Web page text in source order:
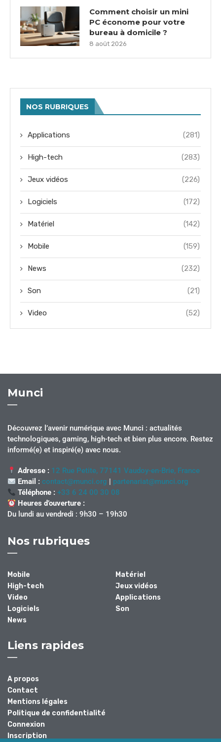
Comment choisir un mini
PC économe pour votre
bureau à domicile ?
8 août 2026
NOS RUBRIQUES
Applications (281)
High-tech (283)
Jeux vidéos (226)
Logiciels (172)
Matériel (142)
Mobile (159)
News (232)
Son (21)
Video (52)
Munci
Découvrez l’avenir numérique avec Munci : actualités
technologiques, gaming, high-tech et bien plus encore. Restez
informé(e) et inspiré(e) avec nous.
Adresse : 12 Rue Petite, 77141 Vaudoy-en-Brie, France
Email : contact@munci.org | partenariat@munci.org
Téléphone : +33 6 24 00 30 08
Heures d’ouverture :
Du lundi au vendredi : 9h30 – 19h30
Nos rubriques
Mobile
Matériel
High-tech
Jeux vidéos
Video
Applications
Logiciels
Son
News
Liens rapides
A propos
Contact
Mentions légales
Politique de confidentialité
Connexion
Inscription